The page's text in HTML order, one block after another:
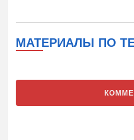
МАТЕРИАЛЫ ПО